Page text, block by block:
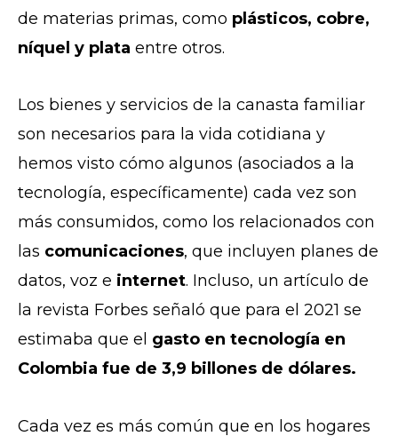
de materias primas, como plásticos, cobre,
níquel y plata entre otros.
Los bienes y servicios de la canasta familiar
son necesarios para la vida cotidiana y
hemos visto cómo algunos (asociados a la
tecnología, específicamente) cada vez son
más consumidos, como los relacionados con
las comunicaciones, que incluyen planes de
datos, voz e internet. Incluso, un artículo de
la revista Forbes señaló que para el 2021 se
estimaba que el gasto en tecnología en
Colombia fue de 3,9 billones de dólares.
Cada vez es más común que en los hogares